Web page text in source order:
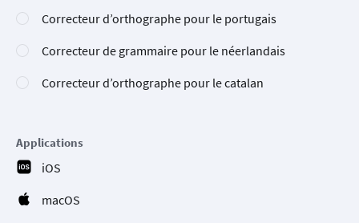
Correcteur d’orthographe pour le portugais
Correcteur de grammaire pour le néerlandais
Correcteur d’orthographe pour le catalan
Applications
iOS
macOS